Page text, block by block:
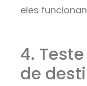
eles
4.
de